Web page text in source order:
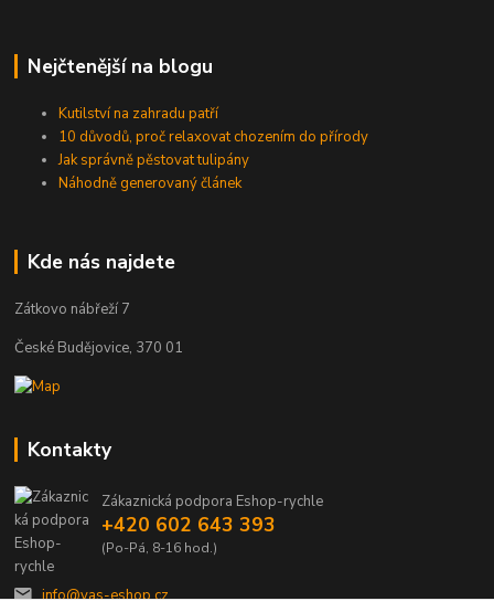
Nejčtenější na blogu
Kutilství na zahradu patří
10 důvodů, proč relaxovat chozením do přírody
Jak správně pěstovat tulipány
Náhodně generovaný článek
Kde nás najdete
Zátkovo nábřeží 7
České Budějovice, 370 01
Kontakty
Zákaznická podpora Eshop-rychle
+420 602 643 393
(Po-Pá, 8-16 hod.)
info@vas-eshop.cz